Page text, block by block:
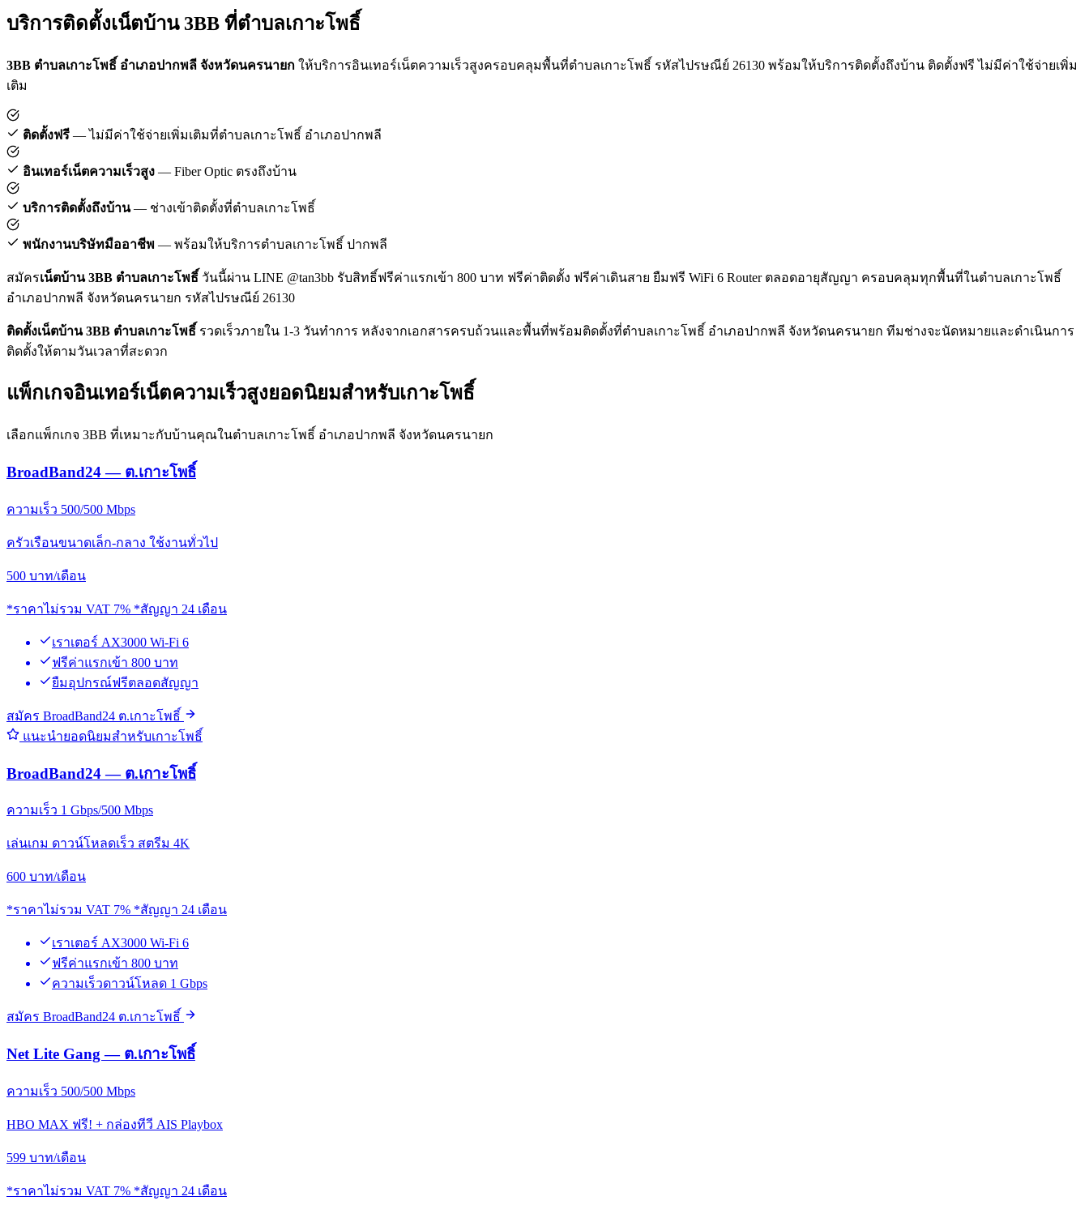
บริการติดตั้งเน็ตบ้าน 3BB ที่ตำบลเกาะโพธิ์
3BB ตำบลเกาะโพธิ์ อำเภอปากพลี จังหวัดนครนายก ให้บริการอินเทอร์เน็ตความเร็วสูงครอบคลุมพื้นที่ตำบลเกาะโพธิ์ รหัสไปรษณีย์ 26130 พร้อมให้บริการติดตั้งถึงบ้าน ติดตั้งฟรี ไม่มีค่าใช้จ่ายเพิ่ม
เติม
ติดตั้งฟรี — ไม่มีค่าใช้จ่ายเพิ่มเติมที่ตำบลเกาะโพธิ์ อำเภอปากพลี
อินเทอร์เน็ตความเร็วสูง — Fiber Optic ตรงถึงบ้าน
บริการติดตั้งถึงบ้าน— ช่างเข้าติดตั้งที่ตำบลเกาะโพธิ์
พนักงานบริษัทมืออาชีพ — พร้อมให้บริการตำบลเกาะโพธิ์ ปากพลี
สมัครเน็ตบ้าน 3BB ตำบลเกาะโพธิ์ วันนี้ผ่าน LINE @tan3bb รับสิทธิ์ฟรีค่าแรกเข้า 800 บาท ฟรีค่าติดตั้ง ฟรีค่าเดินสาย ยืมฟรี WiFi 6 Router ตลอดอายุสัญญา ครอบคลุมทุกพื้นที่ในตำบลเกาะโพธิ์
อำเภอปากพลี จังหวัดนครนายก รหัสไปรษณีย์ 26130
ติดตั้งเน็ตบ้าน 3BB ตำบลเกาะโพธิ์ รวดเร็วภายใน 1-3 วันทำการ หลังจากเอกสารครบถ้วนและพื้นที่พร้อมติดตั้งที่ตำบลเกาะโพธิ์ อำเภอปากพลี จังหวัดนครนายก ทีมช่างจะนัดหมายและดำเนินการ
ติดตั้งให้ตามวันเวลาที่สะดวก
แพ็กเกจอินเทอร์เน็ตความเร็วสูงยอดนิยมสำหรับเกาะโพธิ์
เลือกแพ็กเกจ 3BB ที่เหมาะกับบ้านคุณในตำบลเกาะโพธิ์ อำเภอปากพลี จังหวัดนครนายก
BroadBand24 — ต.เกาะโพธิ์
ความเร็ว 500/500 Mbps
ครัวเรือนขนาดเล็ก-กลาง ใช้งานทั่วไป
500 บาท/เดือน
*ราคาไม่รวม VAT 7% *สัญญา 24 เดือน
เราเตอร์ AX3000 Wi-Fi 6
ฟรีค่าแรกเข้า 800 บาท
ยืมอุปกรณ์ฟรีตลอดสัญญา
สมัคร BroadBand24 ต.เกาะโพธิ์
แนะนำยอดนิยมสำหรับเกาะโพธิ์
BroadBand24 — ต.เกาะโพธิ์
ความเร็ว 1 Gbps/500 Mbps
เล่นเกม ดาวน์โหลดเร็ว สตรีม 4K
600 บาท/เดือน
*ราคาไม่รวม VAT 7% *สัญญา 24 เดือน
เราเตอร์ AX3000 Wi-Fi 6
ฟรีค่าแรกเข้า 800 บาท
ความเร็วดาวน์โหลด 1 Gbps
สมัคร BroadBand24 ต.เกาะโพธิ์
Net Lite Gang — ต.เกาะโพธิ์
ความเร็ว 500/500 Mbps
HBO MAX ฟรี! + กล่องทีวี AIS Playbox
599 บาท/เดือน
*ราคาไม่รวม VAT 7% *สัญญา 24 เดือน